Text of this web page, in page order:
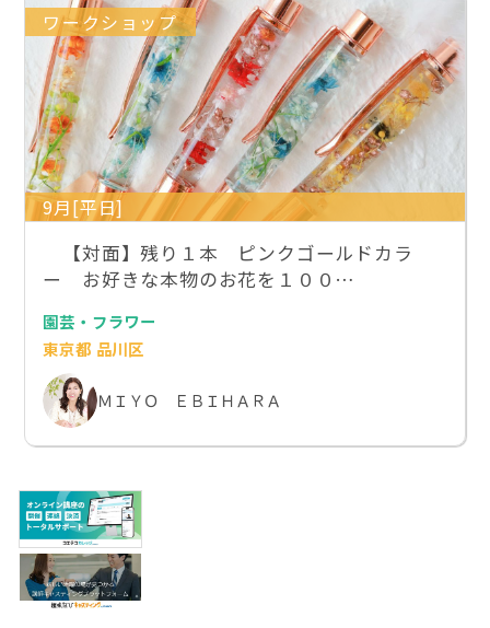
ワークショップ
9月[平日]
【対面】残り１本 ピンクゴールドカラ
ー お好きな本物のお花を１００…
園芸・フラワー
東京都 品川区
ＭＩＹＯ ＥＢＩＨＡＲＡ